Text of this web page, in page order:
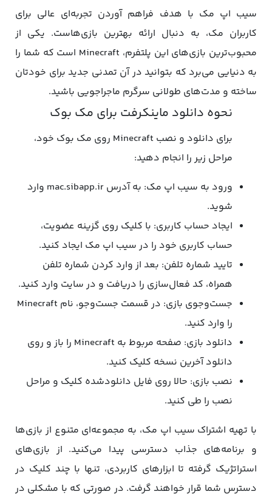
سیب اپ مک با هدف فراهم آوردن تجربه‌ای عالی برای
کاربران مک، به دنبال ارائه بهترین بازی‌هاست. یکی از
محبوب‌ترین بازی‌های این پلتفرم، Minecraft است که شما را
به دنیایی می‌‎برد که بتوانید در آن تمدنی جدید برای خودتان
ساخته و مدت‌های طولانی سرگرم ماجراجویی باشید.
نحوه دانلود ماینکرفت برای مک بوک
برای دانلود و نصب Minecraft روی مک بوک خود،
مراحل زیر را انجام دهید:
ورود به سیب اپ مک: به آدرس mac.sibapp.ir وارد
شوید.
ایجاد حساب کاربری: با کلیک روی گزینه عضویت،
حساب کاربری خود را در سیب اپ مک ایجاد کنید.
تایید شماره تلفن: بعد از وارد کردن شماره تلفن
همراه، کد فعال‌سازی را دریافت و در سایت وارد کنید.
جست‌وجوی بازی: در قسمت جست‌وجو، نام Minecraft
را وارد کنید.
دانلود بازی: صفحه مربوط به Minecraft را باز و روی
دانلود آخرین نسخه کلیک کنید.
نصب بازی: حالا روی فایل دانلودشده کلیک و مراحل
نصب را طی کنید.
با تهیه اشتراک سیب اپ مک، به مجموعه‌ای متنوع از بازی‌ها
و برنامه‌های جذاب دسترسی پیدا می‌کنید. از بازی‌های
استراتژیک گرفته تا ابزارهای کاربردی، تنها با چند کلیک در
دسترس شما قرار خواهند گرفت. در صورتی که با مشکلی در